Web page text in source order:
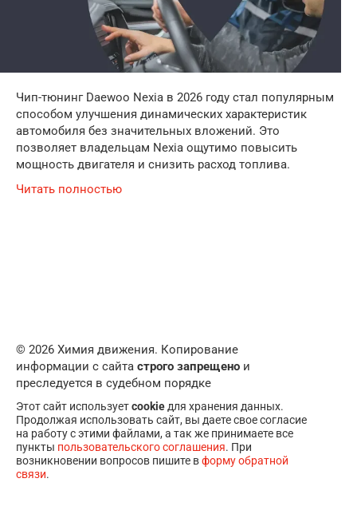
Чип-тюнинг Daewoo Nexia в 2026 году стал популярным
способом улучшения динамических характеристик
автомобиля без значительных вложений. Это
позволяет владельцам Nexia ощутимо повысить
мощность двигателя и снизить расход топлива.
Читать полностью
© 2026 Химия движения. Копирование
информации с сайта строго запрещено и
преследуется в судебном порядке
Этот сайт используетcookie для хранения данных.
Продолжая использовать сайт, вы даете свое согласие
на работу с этими файлами, а так же принимаете все
пункты пользовательского соглашения. При
возникновении вопросов пишите вформу обратной
связи.